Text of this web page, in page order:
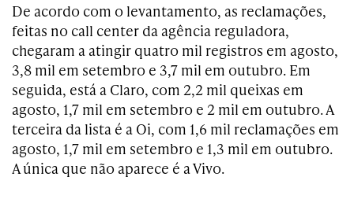
De acordo com o levantamento, as reclamações,
feitas no call center da agência reguladora,
chegaram a atingir quatro mil registros em agosto,
3,8 mil em setembro e 3,7 mil em outubro. Em
seguida, está a Claro, com 2,2 mil queixas em
agosto, 1,7 mil em setembro e 2 mil em outubro. A
terceira da lista é a Oi, com 1,6 mil reclamações em
agosto, 1,7 mil em setembro e 1,3 mil em outubro.
A única que não aparece é a Vivo.